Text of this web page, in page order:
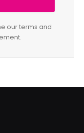
our terms and